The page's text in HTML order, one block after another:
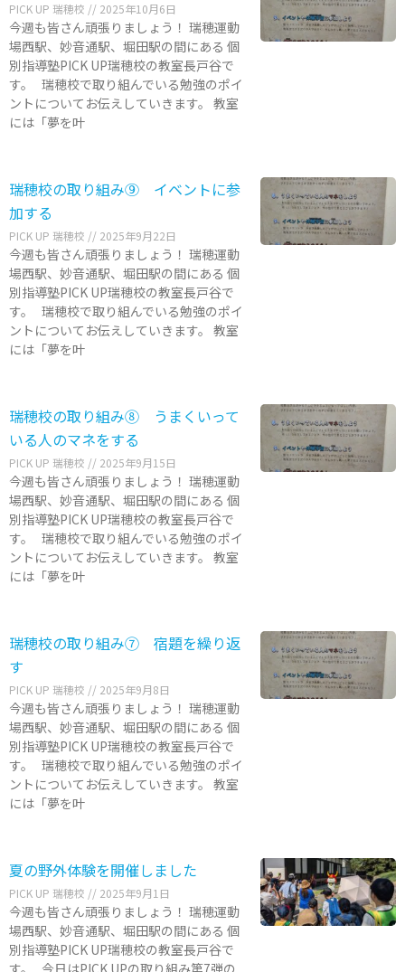
PICK UP 瑞穂校 2025年10月6日
今週も皆さん頑張りましょう！ 瑞穂運動
場西駅、妙音通駅、堀田駅の間にある 個
別指導塾PICK UP瑞穂校の教室長戸谷で
す。 瑞穂校で取り組んでいる勉強のポイ
ントについてお伝えしていきます。 教室
には「夢を叶
瑞穂校の取り組み⑨ イベントに参
加する
PICK UP 瑞穂校 2025年9月22日
今週も皆さん頑張りましょう！ 瑞穂運動
場西駅、妙音通駅、堀田駅の間にある 個
別指導塾PICK UP瑞穂校の教室長戸谷で
す。 瑞穂校で取り組んでいる勉強のポイ
ントについてお伝えしていきます。 教室
には「夢を叶
瑞穂校の取り組み⑧ うまくいって
いる人のマネをする
PICK UP 瑞穂校 2025年9月15日
今週も皆さん頑張りましょう！ 瑞穂運動
場西駅、妙音通駅、堀田駅の間にある 個
別指導塾PICK UP瑞穂校の教室長戸谷で
す。 瑞穂校で取り組んでいる勉強のポイ
ントについてお伝えしていきます。 教室
には「夢を叶
瑞穂校の取り組み⑦ 宿題を繰り返
す
PICK UP 瑞穂校 2025年9月8日
今週も皆さん頑張りましょう！ 瑞穂運動
場西駅、妙音通駅、堀田駅の間にある 個
別指導塾PICK UP瑞穂校の教室長戸谷で
す。 瑞穂校で取り組んでいる勉強のポイ
ントについてお伝えしていきます。 教室
には「夢を叶
夏の野外体験を開催しました
PICK UP 瑞穂校 2025年9月1日
今週も皆さん頑張りましょう！ 瑞穂運動
場西駅、妙音通駅、堀田駅の間にある 個
別指導塾PICK UP瑞穂校の教室長戸谷で
す。 今日はPICK UPの取り組み第7弾の